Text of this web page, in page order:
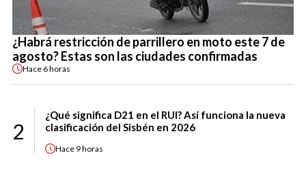
¿Habrá restricción de parrillero en moto este 7 de
agosto? Estas son las ciudades confirmadas
Hace 6 horas
2
¿Qué significa D21 en el RUI? Así funciona la nueva
clasificación del Sisbén en 2026
Hace 9 horas